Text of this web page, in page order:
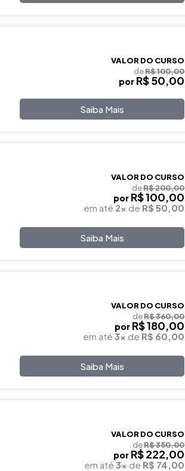
VALOR DO CURSO
deR$ 100,00
por R$ 50,00
Saiba Mais
VALOR DO CURSO
deR$ 200,00
por R$ 100,00
em até 2x de R$ 50,00
Saiba Mais
VALOR DO CURSO
deR$ 360,00
por R$ 180,00
em até 3x de R$ 60,00
Saiba Mais
VALOR DO CURSO
deR$ 350,00
por R$ 222,00
em até 3x de R$ 74,00